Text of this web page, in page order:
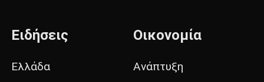
Ειδήσεις
Ελλάδα
Οικονομία
Ανάπτυξη